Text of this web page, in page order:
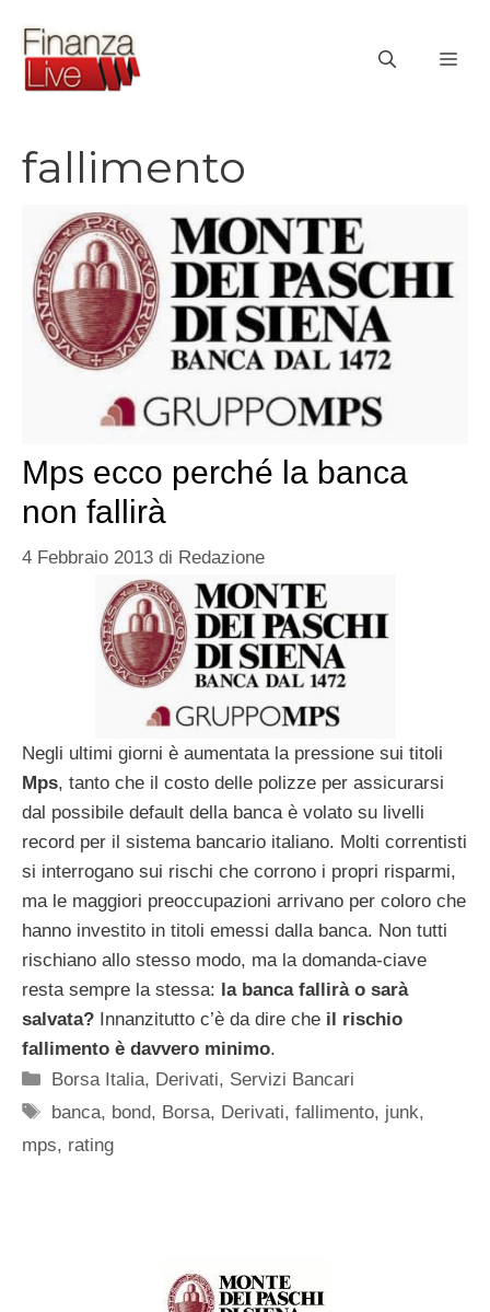
contenuto
fallimento
Mps ecco perché la banca
non fallirà
4 Febbraio 2013 di Redazione
Negli ultimi giorni è aumentata la pressione sui titoli
Mps, tanto che il costo delle polizze per assicurarsi
dal possibile default della banca è volato su livelli
record per il sistema bancario italiano. Molti correntisti
si interrogano sui rischi che corrono i propri risparmi,
ma le maggiori preoccupazioni arrivano per coloro che
hanno investito in titoli emessi dalla banca. Non tutti
rischiano allo stesso modo, ma la domanda-ciave
resta sempre la stessa: la banca fallirà o sarà
salvata? Innanzitutto c’è da dire che il rischio
fallimento è davvero minimo.
Categorie
Borsa Italia, Derivati, Servizi Bancari
Tag
banca, bond, Borsa, Derivati,fallimento, junk,
mps, rating